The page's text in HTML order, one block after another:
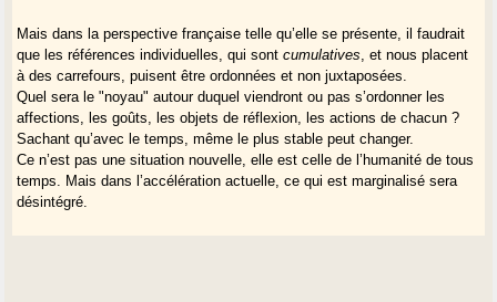
Mais dans la perspective française telle qu’elle se présente, il faudrait
que les références individuelles, qui sontcumulatives , et nous placent
à des carrefours, puisent être ordonnées et non juxtaposées.
Quel sera le "noyau" autour duquel viendront ou pas s’ordonner les
affections, les goûts, les objets de réflexion, les actions de chacun ?
Sachant qu’avec le temps, même le plus stable peut changer.
Ce n’est pas une situation nouvelle, elle est celle de l’humanité de tous
temps. Mais dans l’accélération actuelle, ce qui est marginalisé sera
désintégré.